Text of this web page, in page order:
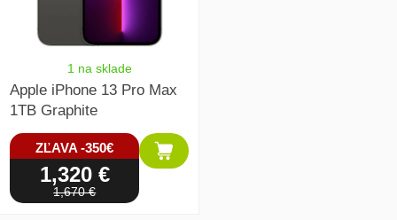
1 na sklade
Apple iPhone 13 Pro Max
1TB Graphite
ZĽAVA -350€
1,320 €
1,670 €